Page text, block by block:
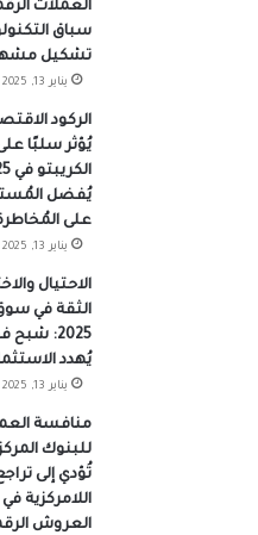
سباق
تشكيل مشهد
يناير 13, 2025
الركود
يُؤثر سلبًا
يُفضل
على
يناير 13, 2025
الاحتيال
الثقة في
2025:
يُهدد
يناير 13, 2025
منافسة
تُؤدي إلى
العروش